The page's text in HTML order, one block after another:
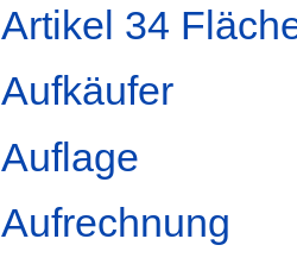
Artikel 34
Aufkäufer
Auflage
Aufrechnung